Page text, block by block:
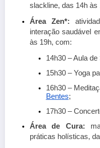
slackline, das 14h às
Área Zen*:
interação saudável
às 19h, com:
14h30 – Aula
15h30 – Yoga
16h30 –
Bentes;
17h30 –
Área de Cura:
práticas holísticas,